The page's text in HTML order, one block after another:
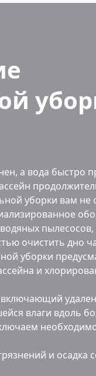
а вода быстро
уборки вам не
очистить дно
уборки
и
влаги вдоль
и